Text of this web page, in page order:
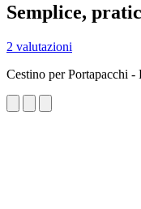
Semplice,
2 valutazioni
Cestino per Portapacchi